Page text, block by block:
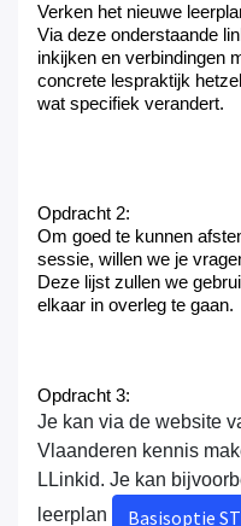
Verken het nieuwe
Via deze onderstaande
inkijken en verbindingen
concrete lespraktijk
wat specifiek verandert.
Opdracht 2:
Om goed te kunnen
sessie, willen we je
Deze lijst zullen we
elkaar in overleg te gaan.
Opdracht 3:
Je kan via de website
Vlaanderen kennis
LLinkid. Je kan
leerplan
Basisoptie